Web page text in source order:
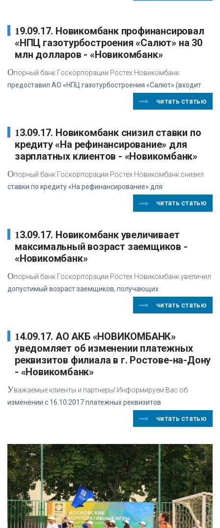
19.09.17. Новикомбанк профинансировал
«НПЦ газотурбостроения «Салют» на 30
млн долларов - «Новикомбанк»
Опорный банк Госкорпорации Ростех Новикомбанк
предоставил АО «НПЦ газотурбостроения «Салют» (входит
читать статью
13.09.17. Новикомбанк снизил ставки по
кредиту «На рефинансирование» для
зарплатных клиентов - «Новикомбанк»
Опорный банк Госкорпорации Ростех Новикомбанк снизил
ставки по кредиту «На рефинансирование» для
читать статью
13.09.17. Новикомбанк увеличивает
максимальный возраст заемщиков -
«Новикомбанк»
Опорный банк Госкорпорации Ростех Новикомбанк увеличил
допустимый возраст заемщиков, получающих
читать статью
14.09.17. АО АКБ «НОВИКОМБАНК»
уведомляет об изменении платежных
реквизитов филиала в г. Ростове-на-Дону
- «Новикомбанк»
Уважаемые клиенты и партнеры! Информируем Вас об
изменении с 16.10.2017 платежных реквизитов
читать статью